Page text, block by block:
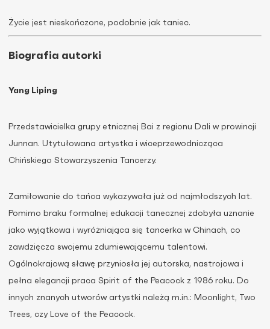
Życie jest nieskończone, podobnie jak taniec.
Biografia autorki
Yang Liping
Przedstawicielka grupy etnicznej Bai z regionu Dali w prowincji
Junnan. Utytułowana artystka i wiceprzewodnicząca
Chińskiego Stowarzyszenia Tancerzy.
Zamiłowanie do tańca wykazywała już od najmłodszych lat.
Pomimo braku formalnej edukacji tanecznej zdobyła uznanie
jako wyjątkowa i wyróżniająca się tancerka w Chinach, co
zawdzięcza swojemu zdumiewającemu talentowi.
Ogólnokrajową sławę przyniosła jej autorska, nastrojowa i
pełna elegancji praca Spirit of the Peacock z 1986 roku. Do
innych znanych utworów artystki należą m.in.: Moonlight, Two
Trees, czy Love of the Peacock.